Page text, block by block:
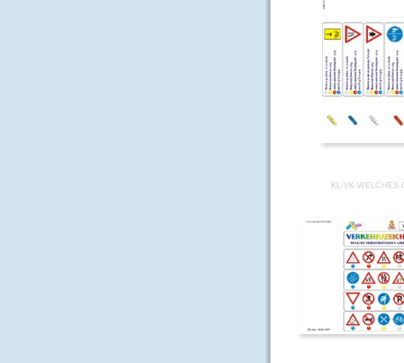
KL-VK-WELCHES